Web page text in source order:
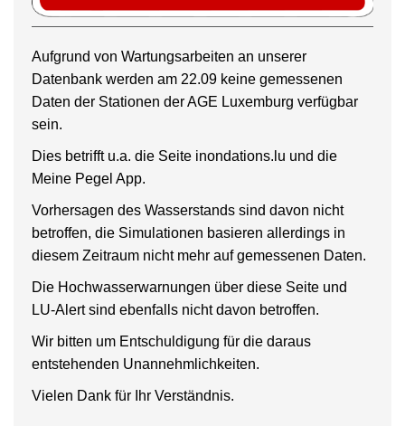
Aufgrund von Wartungsarbeiten an unserer
Datenbank werden am 22.09 keine gemessenen
Daten der Stationen der AGE Luxemburg verfügbar
sein.
Dies betrifft u.a. die Seite inondations.lu und die
Meine Pegel App.
Vorhersagen des Wasserstands sind davon nicht
betroffen, die Simulationen basieren allerdings in
diesem Zeitraum nicht mehr auf gemessenen Daten.
Die Hochwasserwarnungen über diese Seite und
LU-Alert sind ebenfalls nicht davon betroffen.
Wir bitten um Entschuldigung für die daraus
entstehenden Unannehmlichkeiten.
Vielen Dank für Ihr Verständnis.